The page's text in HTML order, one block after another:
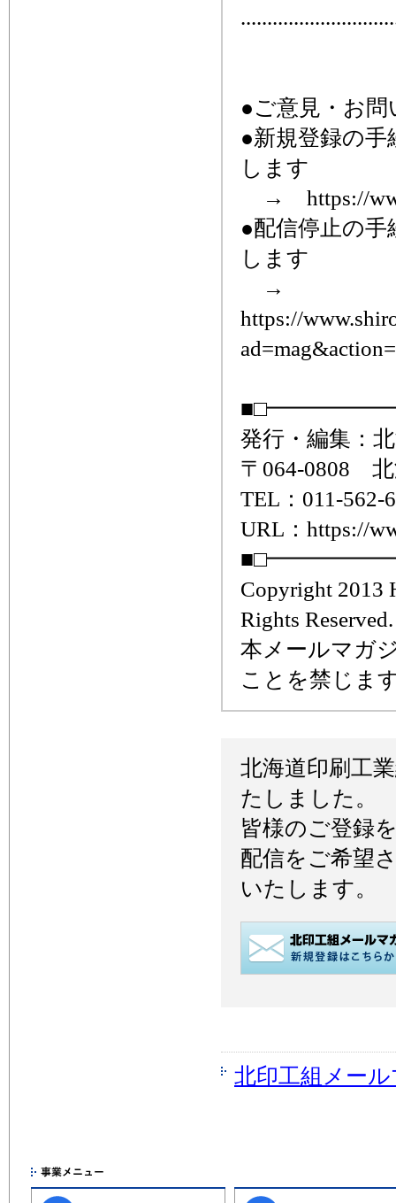
●ご意見・お問
●新規登録の
します
→ https://
●配信停止の
します
→
https://
発行・編集：
〒064-0808 北
TEL：011-562-
URL：https://
Copyright 2013
Rights Reserved.
本メールマガ
ことを禁じま
北海道印刷工
たしました。
皆様のご登録
配信をご希望
いたします。
北印工組メー